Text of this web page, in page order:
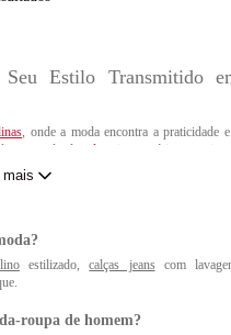
Seu Estilo Transmitido
, onde a moda encontra a praticidade
peças, desde
calças jeans até jaquetas
cada ocasião. Nossas dicas o guiarão
estilo pessoal na
dar uma renovada no visual? As
mais
estilizado,calças jeanscom
roupa de homem?